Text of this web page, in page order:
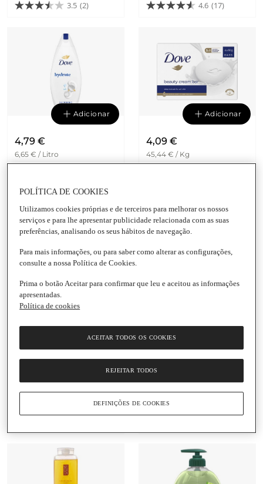
3.5 (2)
4.6 (17)
Adicionar
4,79 €
6,65 € / Litro
Gel de Banho Hydrate
Embalagem| 720 Ml
5.0 (1)
Adicionar
4,09 €
45,44 € / Kg
Sabonete Sólido
Gel de Banho Nutritivo
para Pele Seca e Sensível
com Amêndoas e Mel
750 Ml
Sabonete Líquido para
as Mãos Amêndoas e
Mel Veckia
Embalagem
POLÍTICA DE COOKIES
Utilizamos cookies próprias e de terceiros para melhorar os nossos
serviços e para lhe apresentar publicidade relacionada com as suas
preferências, analisando os seus hábitos de navegação.
Para mais informações, ou para saber como alterar as configurações,
consulte a nossa Política de Cookies.
Prima o botão Aceitar para confirmar que leu e aceitou as informações
apresentadas.
Política de cookies
REJEITAR TODOS
ACEITAR TODOS OS COOKIES
DEFINIÇÕES DE COOKIES